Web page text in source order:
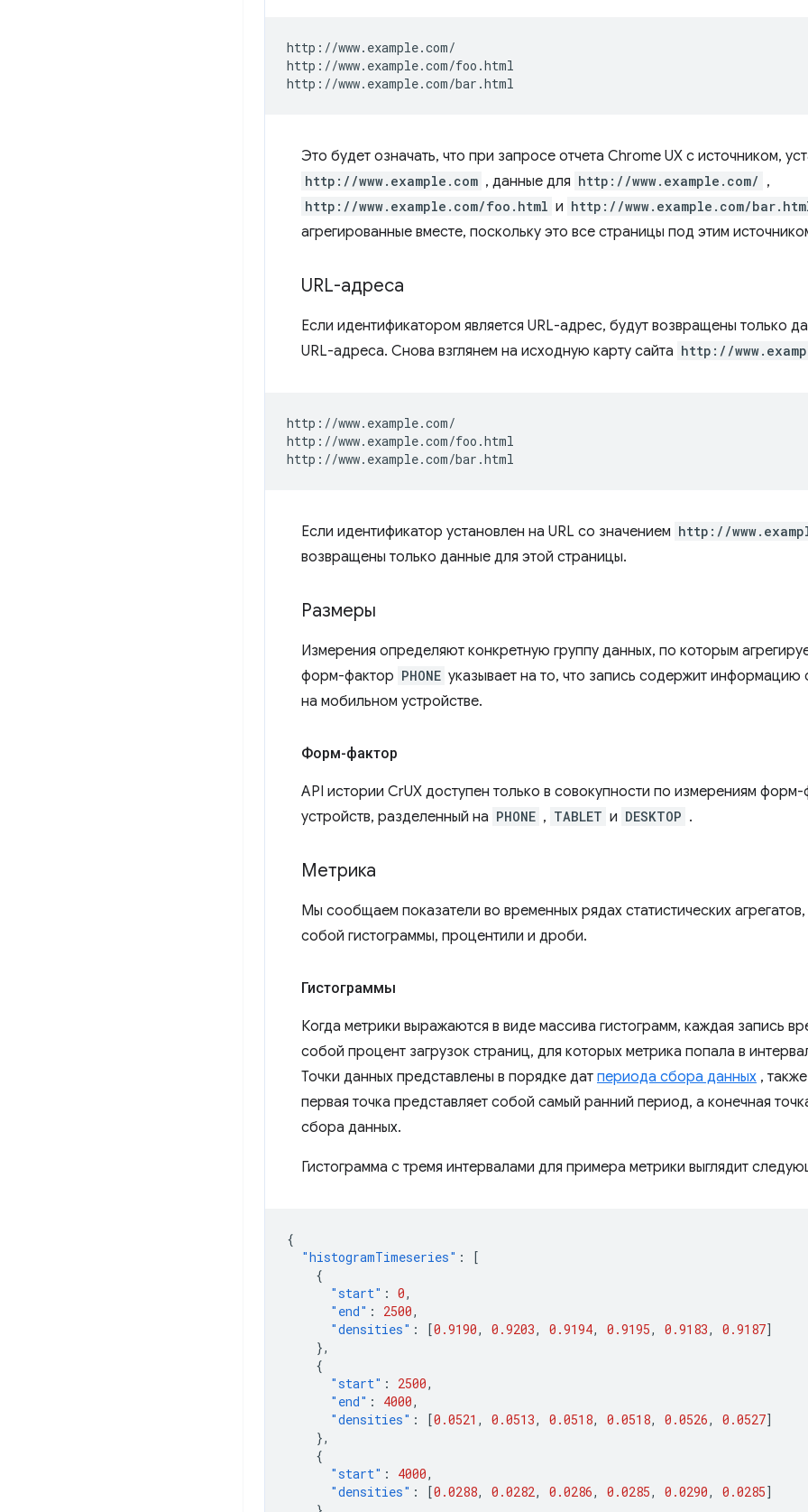
http://www.example.com/
http://www.example.com/foo.html
Это будет означать, что при запросе отчета Chrome UX с источником,
http://www.example.com , данные для http://www.example.com/ ,
http://www.example.com/foo.html и http://www.example.com/
агрегированные вместе, поскольку это все страницы под этим
URL-адреса
Если идентификатором является URL-адрес, будут возвращены только
URL-адреса. Снова взглянем на исходную карту сайта http://
http://www.example.com/
http://www.example.com/foo.html
Если идентификатор установлен на URL со значением http://
возвращены только данные для этой страницы.
Размеры
Измерения определяют конкретную группу данных, по которым
форм-фактор PHONE указывает на то, что запись содержит информацию
на мобильном устройстве.
Форм-фактор
API истории CrUX доступен только в совокупности по измерениям
устройств, разделенный на PHONE , TABLET и DESKTOP .
Метрика
Мы сообщаем показатели во временных рядах статистических агрегатов,
собой гистограммы, процентили и дроби.
Гистограммы
Когда метрики выражаются в виде массива гистограмм, каждая запись
собой процент загрузок страниц, для которых метрика попала в
Точки данных представлены в порядке дат периода сбора данных ,
первая точка представляет собой самый ранний период, а конечная
сбора данных.
Гистограмма с тремя интервалами для примера метрики выглядит
{
"histogramTimeseries" :
[
{
"start" : 0,
"end" : 2500,
"densities" : [0.9190, 0.9203, 0.9194, 0.9195, 0.9183, 0.9187]
},
{
"start" : 2500,
"end" : 4000,
"densities" : [0.0521 , 0.0513, 0.0518, 0.0518, 0.0526, 0.0527]
},
{
"start" : 4000,
"densities" : [0.0288, 0.0282, 0.0286, 0.0285, 0.0290, 0.0285]